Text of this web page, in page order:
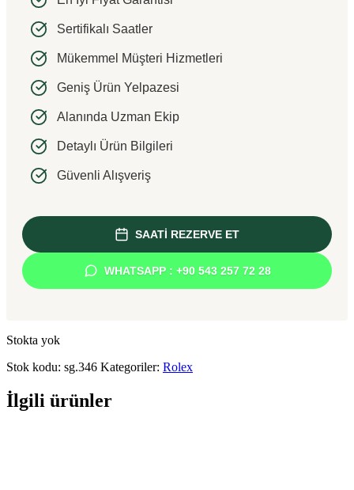
Sertifikalı Saatler
Mükemmel Müşteri Hizmetleri
Geniş Ürün Yelpazesi
Alanında Uzman Ekip
Detaylı Ürün Bilgileri
Güvenli Alışveriş
SAATİ REZERVE ET
WHATSAPP : +90 543 257 72 28
Stokta yok
Stok kodu: sg.346 Kategoriler: Rolex
İlgili ürünler